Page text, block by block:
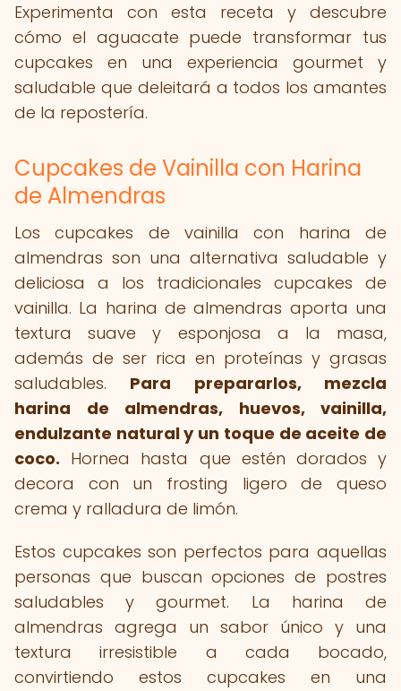
Experimenta con esta receta y descubre
cómo el aguacate puede transformar tus
cupcakes en una experiencia gourmet y
saludable que deleitará a todos los amantes
de la repostería.
Cupcakes de Vainilla con Harina
de Almendras
Los cupcakes de vainilla con harina de
almendras son una alternativa saludable y
deliciosa a los tradicionales cupcakes de
vainilla. La harina de almendras aporta una
textura suave y esponjosa a la masa,
además de ser rica en proteínas y grasas
saludables. Para prepararlos, mezcla
harina de almendras, huevos, vainilla,
endulzante natural y un toque de aceite de
coco. Hornea hasta que estén dorados y
decora con un frosting ligero de queso
crema y ralladura de limón.
Estos cupcakes son perfectos para aquellas
personas que buscan opciones de postres
saludables y gourmet. La harina de
almendras agrega un sabor único y una
textura irresistible a cada bocado,
convirtiendo estos cupcakes en una